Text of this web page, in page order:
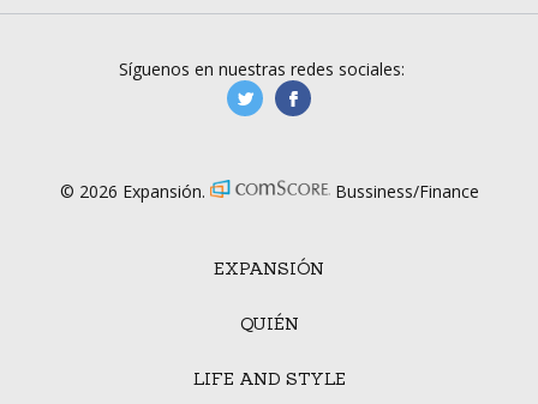
EXPANSIÓN
QUIÉN
LIFE AND STYLE
Síguenos en nuestras redes sociales:
manufacturaGE
© 2026 Expansión. Bussiness/Finance